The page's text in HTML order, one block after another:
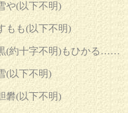
(以下不明)
(以下不明)
(約十字不明)もひかる……
(以下不明)
(以下不明)